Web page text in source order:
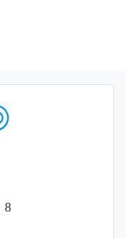
8